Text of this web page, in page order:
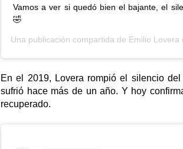
Vamos a ver si quedó bien el bajante, el
🤣
Una publicación compartida de Emilio Lovera
En el 2019, Lovera rompió el silencio
sufrió hace más de un año. Y hoy
recuperado.